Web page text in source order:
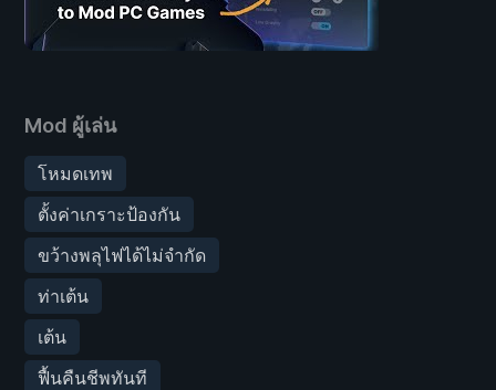
Mod ผู้เล่น
โหมดเทพ
ตั้งค่าเกราะป้องกัน
ขว้างพลุไฟได้ไม่จำกัด
ท่าเต้น
เต้น
ฟื้นคืนชีพทันที